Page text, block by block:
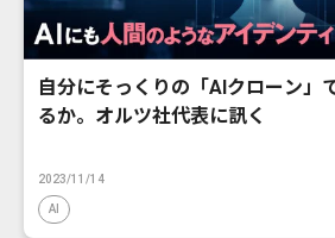
自分にそっくりの「AIクローン」
るか。オルツ社代表に訊く
2023/11/14
AI